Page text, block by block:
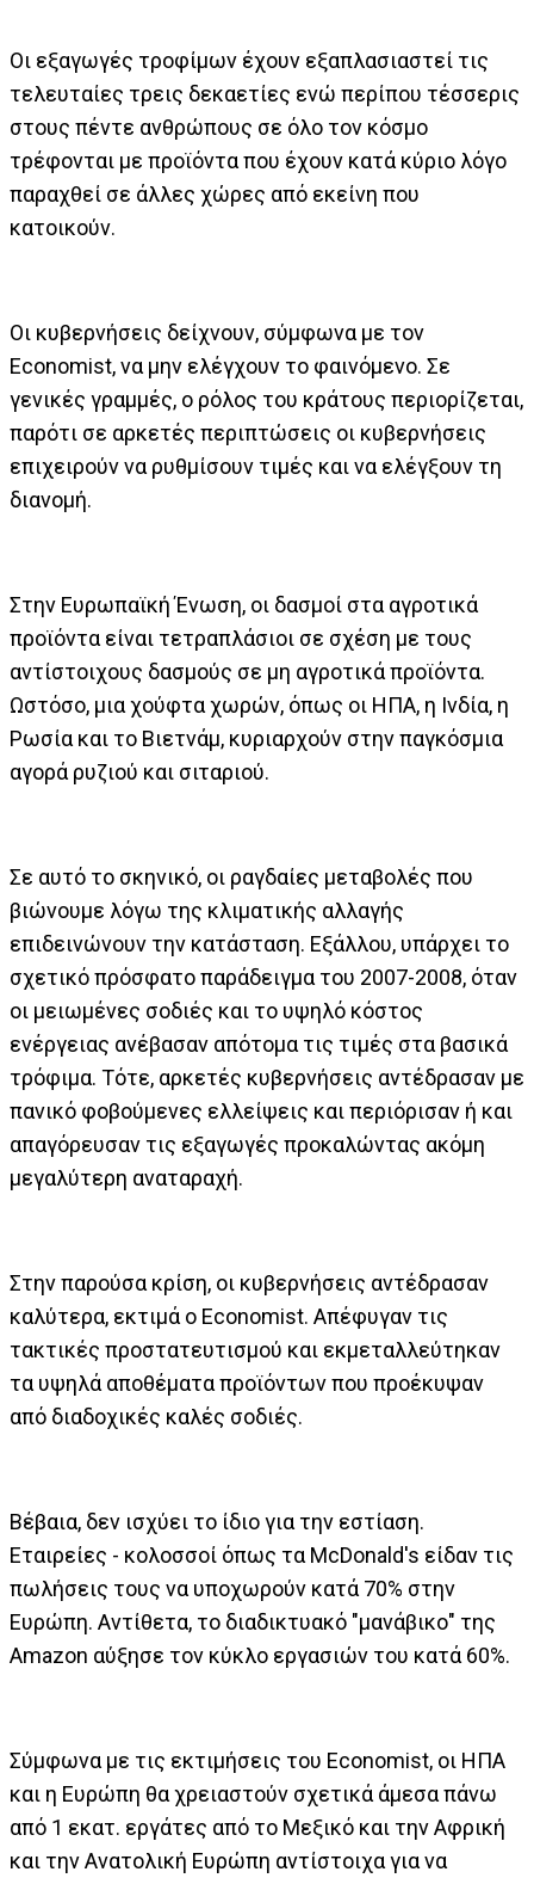
Οι εξαγωγές τροφίμων έχουν εξαπλασιαστεί τις
τελευταίες τρεις δεκαετίες ενώ περίπου τέσσερις
στους πέντε ανθρώπους σε όλο τον κόσμο
τρέφονται με προϊόντα που έχουν κατά κύριο λόγο
παραχθεί σε άλλες χώρες από εκείνη που
κατοικούν.
Οι κυβερνήσεις δείχνουν, σύμφωνα με τον
Economist, να μην ελέγχουν το φαινόμενο. Σε
γενικές γραμμές, ο ρόλος του κράτους περιορίζεται,
παρότι σε αρκετές περιπτώσεις οι κυβερνήσεις
επιχειρούν να ρυθμίσουν τιμές και να ελέγξουν τη
διανομή.
Στην Ευρωπαϊκή Ένωση, οι δασμοί στα αγροτικά
προϊόντα είναι τετραπλάσιοι σε σχέση με τους
αντίστοιχους δασμούς σε μη αγροτικά προϊόντα.
Ωστόσο, μια χούφτα χωρών, όπως οι ΗΠΑ, η Ινδία, η
Ρωσία και το Βιετνάμ, κυριαρχούν στην παγκόσμια
αγορά ρυζιού και σιταριού.
Σε αυτό το σκηνικό, οι ραγδαίες μεταβολές που
βιώνουμε λόγω της κλιματικής αλλαγής
επιδεινώνουν την κατάσταση. Εξάλλου, υπάρχει το
σχετικό πρόσφατο παράδειγμα του 2007-2008, όταν
οι μειωμένες σοδιές και το υψηλό κόστος
ενέργειας ανέβασαν απότομα τις τιμές στα βασικά
τρόφιμα. Τότε, αρκετές κυβερνήσεις αντέδρασαν με
πανικό φοβούμενες ελλείψεις και περιόρισαν ή και
απαγόρευσαν τις εξαγωγές προκαλώντας ακόμη
μεγαλύτερη αναταραχή.
Στην παρούσα κρίση, οι κυβερνήσεις αντέδρασαν
καλύτερα, εκτιμά ο Economist. Απέφυγαν τις
τακτικές προστατευτισμού και εκμεταλλεύτηκαν
τα υψηλά αποθέματα προϊόντων που προέκυψαν
από διαδοχικές καλές σοδιές.
Βέβαια, δεν ισχύει το ίδιο για την εστίαση.
Εταιρείες - κολοσσοί όπως τα ΜcDonald's είδαν τις
πωλήσεις τους να υποχωρούν κατά 70% στην
Ευρώπη. Αντίθετα, το διαδικτυακό "μανάβικο" της
Amazon αύξησε τον κύκλο εργασιών του κατά 60%.
Σύμφωνα με τις εκτιμήσεις του Economist, οι ΗΠΑ
και η Ευρώπη θα χρειαστούν σχετικά άμεσα πάνω
από 1 εκατ. εργάτες από το Μεξικό και την Αφρική
και την Ανατολική Ευρώπη αντίστοιχα για να